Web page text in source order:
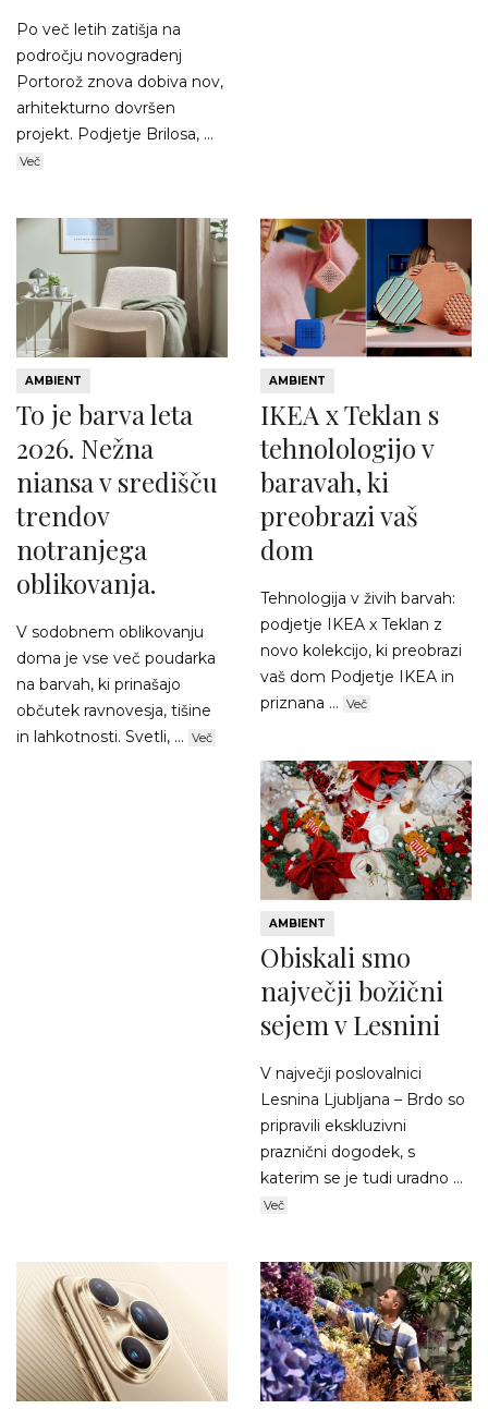
Po več letih zatišja na
področju novogradenj
Portorož znova dobiva nov,
arhitekturno dovršen
projekt. Podjetje Brilosa, ...
Več
AMBIENT
To je barva leta
2026. Nežna
niansa v središču
trendov
notranjega
oblikovanja.
V sodobnem oblikovanju
doma je vse več poudarka
na barvah, ki prinašajo
občutek ravnovesja, tišine
in lahkotnosti. Svetli, ... Več
AMBIENT
IKEA x Teklan s
tehnolologijo v
baravah, ki
preobrazi vaš
dom
Tehnologija v živih barvah:
podjetje IKEA x Teklan z
novo kolekcijo, ki preobrazi
vaš dom Podjetje IKEA in
priznana ... Več
AMBIENT
Obiskali smo
največji božični
sejem v Lesnini
V največji poslovalnici
Lesnina Ljubljana – Brdo so
pripravili ekskluzivni
praznični dogodek, s
katerim se je tudi uradno ...
Več